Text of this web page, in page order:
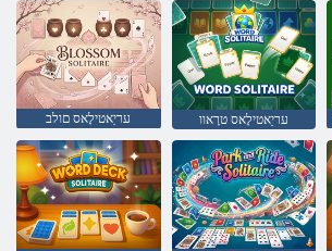
עריַאטילָאס םולב עריַאטילָאס טרָאוו